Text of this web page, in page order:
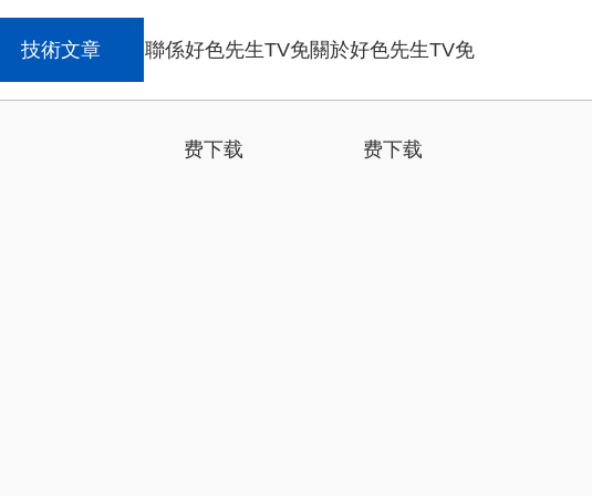
技術文章 聯係好色先生TV免
费下载
關於好色先生TV免
费下载